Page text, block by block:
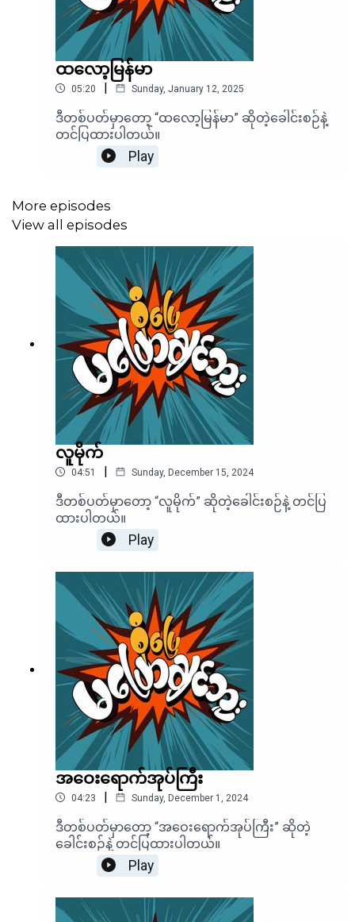
ထလော့မြန်မာ
05:20 | Sunday, January 12, 2025
ဒီတစ်ပတ်မှာတော့ “ထလော့မြန်မာ” ဆိုတဲ့ခေါင်းစဉ်နဲ့
တင်ပြထားပါတယ်။
Play
More episodes
View all episodes
လူမိုက်
04:51 | Sunday, December 15, 2024
ဒီတစ်ပတ်မှာတော့ “လူမိုက်” ဆိုတဲ့ခေါင်းစဉ်နဲ့ တင်ပြ
ထားပါတယ်။
Play
အဝေးရောက်အုပ်ကြီး
04:23 | Sunday, December 1, 2024
ဒီတစ်ပတ်မှာတော့ “အဝေးရောက်အုပ်ကြီး” ဆိုတဲ့
ခေါင်းစဉ်နဲ့ တင်ပြထားပါတယ်။
Play